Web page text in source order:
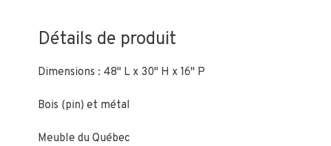
Détails de produit
Dimensions : 48" L x 30" H x 16" P
Bois (pin) et métal
Meuble du Québec